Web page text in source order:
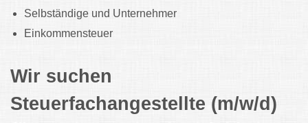
Selbständige und Unternehmer
Einkommensteuer
Wir suchen
Steuerfachangestellte (m/w/d)